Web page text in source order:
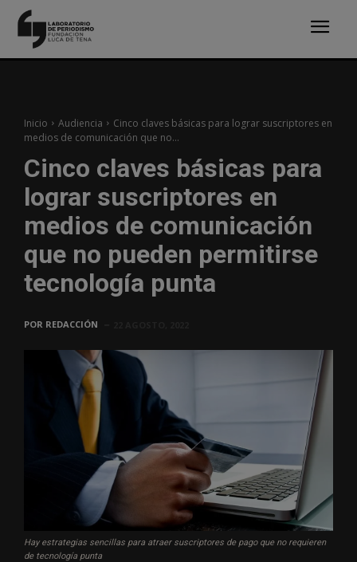
Inicio Audiencia
Cinco claves básicas para lograr suscriptores en
medios de comunicación que no...
Cinco claves básicas para
lograr suscriptores en
medios de comunicación
que no pueden permitirse
tecnología punta
POR REDACCIÓN
Hay estrategias sencillas para atraer suscriptores de pago que no requieren
de tecnología punta